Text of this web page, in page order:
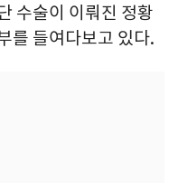
수술이 이뤄진 정황
를 들여다보고 있다.